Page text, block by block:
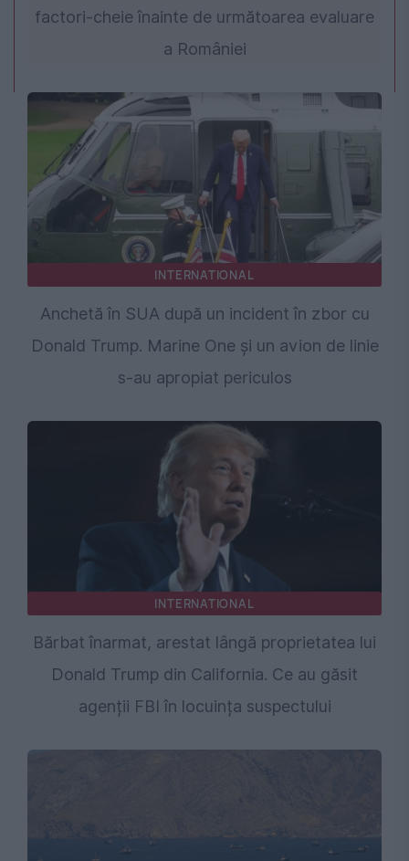
factori-cheie înainte de următoarea evaluare
a României
INTERNATIONAL
Anchetă în SUA după un incident în zbor cu
Donald Trump. Marine One și un avion de linie
s-au apropiat periculos
INTERNATIONAL
Bărbat înarmat, arestat lângă proprietatea lui
Donald Trump din California. Ce au găsit
agenții FBI în locuința suspectului